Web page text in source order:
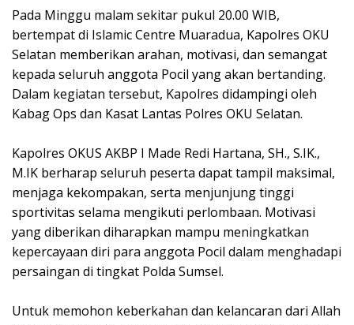
Pada Minggu malam sekitar pukul 20.00 WIB,
bertempat di Islamic Centre Muaradua, Kapolres OKU
Selatan memberikan arahan, motivasi, dan semangat
kepada seluruh anggota Pocil yang akan bertanding.
Dalam kegiatan tersebut, Kapolres didampingi oleh
Kabag Ops dan Kasat Lantas Polres OKU Selatan.
Kapolres OKUS AKBP I Made Redi Hartana, SH., S.IK.,
M.IK berharap seluruh peserta dapat tampil maksimal,
menjaga kekompakan, serta menjunjung tinggi
sportivitas selama mengikuti perlombaan. Motivasi
yang diberikan diharapkan mampu meningkatkan
kepercayaan diri para anggota Pocil dalam menghadapi
persaingan di tingkat Polda Sumsel.
Untuk memohon keberkahan dan kelancaran dari Allah